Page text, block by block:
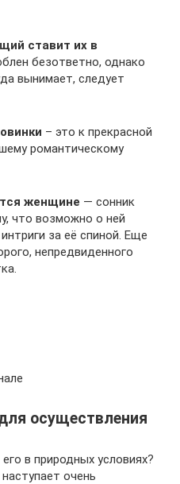
ставит их в
безответно, однако
вынимает, следует
– это к прекрасной
романтическому
женщине — сонник
что возможно о ней
за её спиной. Еще
непредвиденного
осуществления
в природных условиях?
очень